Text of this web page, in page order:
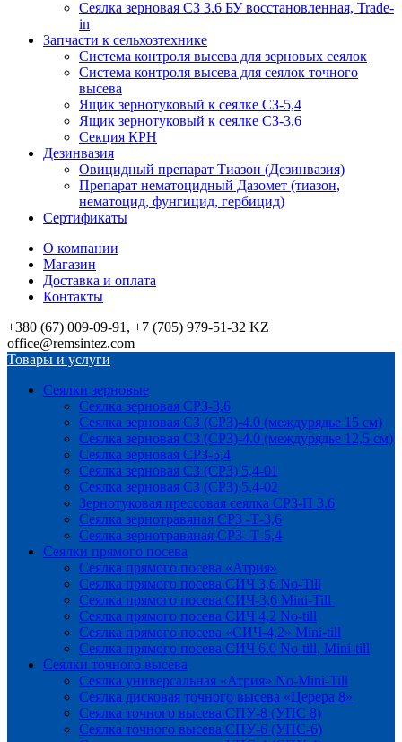
Сеялка зерновая СЗ 3.6 БУ восстановленная, Trade-
in
Запчасти к сельхозтехнике
Система контроля высева для зерновых сеялок
Система контроля высева для сеялок точного
высева
Ящик зернотуковый к сеялке СЗ-5,4
Ящик зернотуковый к сеялке СЗ-3,6
Секция КРН
Дезинвазия
Овицидный препарат Тиазон (Дезинвазия)
Препарат нематоцидный Дазомет (тиазон,
нематоцид, фунгицид, гербицид)
Сертификаты
О компании
Магазин
Доставка и оплата
Контакты
+380 (67) 009-09-91, +7 (705) 979-51-32 KZ
office@remsintez.com
Товары и услуги
Сеялки зерновые
Сеялка зерновая СРЗ-3,6
Сеялка зерновая СЗ (СРЗ)-4.0 (междурядье 15 см)
Сеялка зерновая СЗ (СРЗ)-4.0 (междурядье 12,5 см)
Сеялка зерновая СРЗ-5,4
Сеялка зерновая СЗ (СРЗ) 5,4-01
Сеялка зерновая СЗ (СРЗ) 5,4-02
Зернотуковая прессовая сеялка СРЗ-П 3.6
Сеялка зернотравяная СРЗ -Т-3,6
Сеялка зернотравяная СРЗ -Т-5,4
Сеялки прямого посева
Сеялка прямого посева «Атрия»
Сеялка прямого посева СИЧ 3,6 No-Till
Сеялка прямого посева СИЧ-3,6 Mini-Till
Сеялка прямого посева СИЧ 4,2 No-till
Сеялка прямого посева «СИЧ-4,2» Mini-till
Сеялка прямого посева СИЧ 6.0 No-till, Mini-till
Сеялки точного высева
Сеялка универсальная «Атрия» No-Mini-Till
Сеялка дисковая точного высева «Церера 8»
Сеялка точного высева СПУ-8 (УПС 8)
Сеялка точного высева СПУ-6 (УПС-6)